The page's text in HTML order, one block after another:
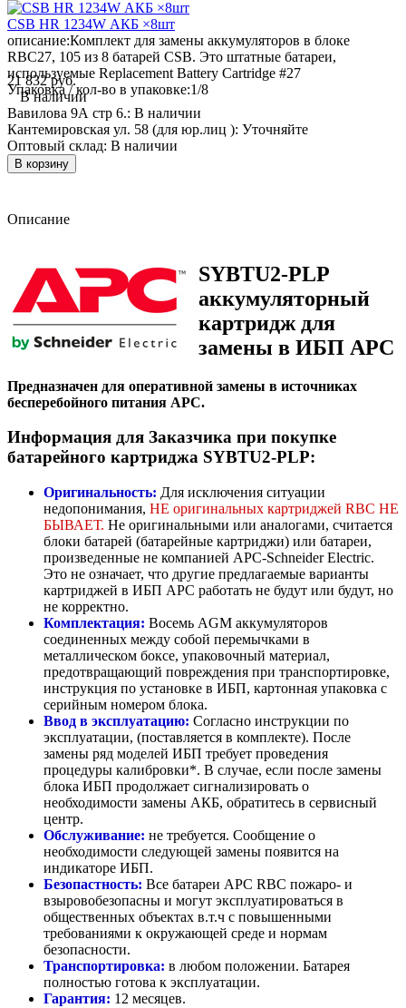
CSB HR 1234W АКБ ×8шт
описание:Комплект для замены аккумуляторов в блоке
RBC27, 105 из 8 батарей CSB. Это штатные батареи,
используемые Replacement Battery Cartridge #27
Упаковка / кол-во в упаковке:1/8
21 832 руб.
В наличии
Вавилова 9А стр 6.: В наличии
Кантемировская ул. 58 (для юр.лиц ): Уточняйте
Оптовый склад: В наличии
В корзину
Описание
SYBTU2-PLP
аккумуляторный
картридж для
замены в ИБП APC
Предназначен для оперативной замены в источниках
бесперебойного питания APC.
Информация для Заказчика при покупке
батарейного картриджа SYBTU2-PLP:
Оригинальность: Для исключения ситуации
недопонимания, НЕ оригинальных картриджей RBC НЕ
БЫВАЕТ. Не оригинальными или аналогами, считается
блоки батарей (батарейные картриджи) или батареи,
произведенные не компанией APC-Schneider Electric.
Это не означает, что другие предлагаемые варианты
картриджей в ИБП APC работать не будут или будут, но
не корректно.
Комплектация: Восемь AGM аккумуляторов
соединенных между собой перемычками в
металлическом боксе, упаковочный материал,
предотвращающий повреждения при транспортировке,
инструкция по установке в ИБП, картонная упаковка с
серийным номером блока.
Ввод в эксплуатацию: Согласно инструкции по
эксплуатации, (поставляется в комплекте). После
замены ряд моделей ИБП требует проведения
процедуры калибровки*. В случае, если после замены
блока ИБП продолжает сигнализировать о
необходимости замены АКБ, обратитесь в сервисный
центр.
Обслуживание: не требуется. Сообщение о
необходимости следующей замены появится на
индикаторе ИБП.
Безопастность: Все батареи APC RBC пожаро- и
взыровобезопасны и могут эксплуатироваться в
общественных объектах в.т.ч с повышенными
требованиями к окружающей среде и нормам
безопасности.
Транспортировка: в любом положении. Батарея
полностью готова к эксплуатации.
Гарантия: 12 месяцев.